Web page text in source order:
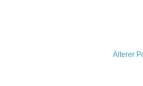
Älterer